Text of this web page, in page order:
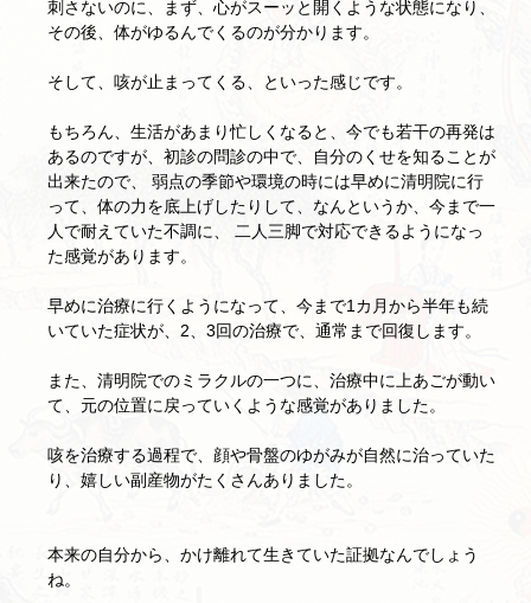
刺さないのに、まず、心がスーッと開くような状態になり、
その後、体がゆるんでくるのが分かります。
そして、咳が止まってくる、といった感じです。
もちろん、生活があまり忙しくなると、今でも若干の再発は
あるのですが、初診の問診の中で、自分のくせを知ることが
出来たので、 弱点の季節や環境の時には早めに清明院に行
って、体の力を底上げしたりして、なんというか、今まで一
人で耐えていた不調に、 二人三脚で対応できるようになっ
た感覚があります。
早めに治療に行くようになって、今まで1カ月から半年も続
いていた症状が、2、3回の治療で、通常まで回復します。
また、清明院でのミラクルの一つに、治療中に上あごが動い
て、元の位置に戻っていくような感覚がありました。
咳を治療する過程で、顔や骨盤のゆがみが自然に治っていた
り、嬉しい副産物がたくさんありました。
本来の自分から、かけ離れて生きていた証拠なんでしょう
ね。